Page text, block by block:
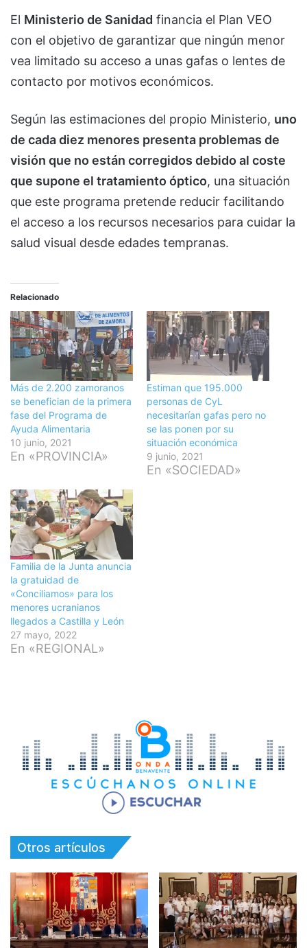
El Ministerio de Sanidad financia el Plan VEO
con el objetivo de garantizar que ningún menor
vea limitado su acceso a unas gafas o lentes de
contacto por motivos económicos.
Según las estimaciones del propio Ministerio, uno
de cada diez menores presenta problemas de
visión que no están corregidos debido al coste
que supone el tratamiento óptico, una situación
que este programa pretende reducir facilitando
el acceso a los recursos necesarios para cuidar la
salud visual desde edades tempranas.
Relacionado
Más de 2.200 zamoranos
se benefician de la primera
fase del Programa de
Ayuda Alimentaria
10 junio, 2021
En «PROVINCIA»
Estiman que 195.000
personas de CyL
necesitarían gafas pero no
se las ponen por su
situación económica
9 junio, 2021
En «SOCIEDAD»
Familia de la Junta anuncia
la gratuidad de
«Conciliamos» para los
menores ucranianos
llegados a Castilla y León
27 mayo, 2022
En «REGIONAL»
Otros artículos